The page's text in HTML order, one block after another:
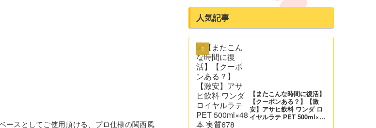
ースとしてご使用頂ける、プロ仕様の関西風
人気記事
【またこんな時間に復活】
【クーポンある？】【激
安】アサヒ飲料 ワンダ ロ
イヤルラテ PET 500ml×48